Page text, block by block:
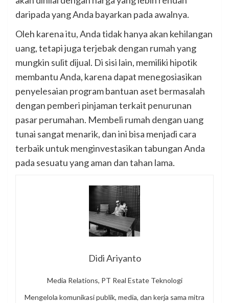
daripada yang Anda bayarkan pada awalnya.
Oleh karena itu, Anda tidak hanya akan kehilangan
uang, tetapi juga terjebak dengan rumah yang
mungkin sulit dijual. Di sisi lain, memiliki hipotik
membantu Anda, karena dapat menegosiasikan
penyelesaian program bantuan aset bermasalah
dengan pemberi pinjaman terkait penurunan
pasar perumahan. Membeli rumah dengan uang
tunai sangat menarik, dan ini bisa menjadi cara
terbaik untuk menginvestasikan tabungan Anda
pada sesuatu yang aman dan tahan lama.
Didi Ariyanto
Media Relations, PT Real Estate Teknologi
Mengelola komunikasi publik, media, dan kerja sama mitra